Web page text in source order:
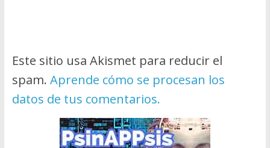
Este sitio usa Akismet para reducir el
spam. Aprende cómo se procesan los
datos de tus comentarios.